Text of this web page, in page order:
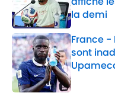
la demi
Published
France -
sont
Published